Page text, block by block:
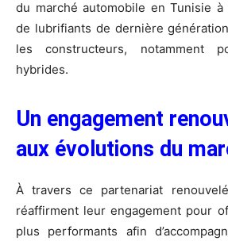
du marché automobile en Tunisie à
de lubrifiants de dernière
les constructeurs, notamment
hybrides.
Un engagement
aux évolutions du
À travers ce partenariat
réaffirment leur engagement pour
plus performants afin